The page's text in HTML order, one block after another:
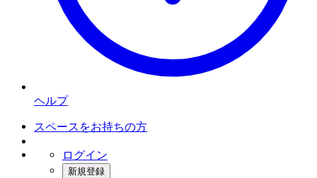
ヘルプ
スペースをお持ちの方
ログイン
新規登録